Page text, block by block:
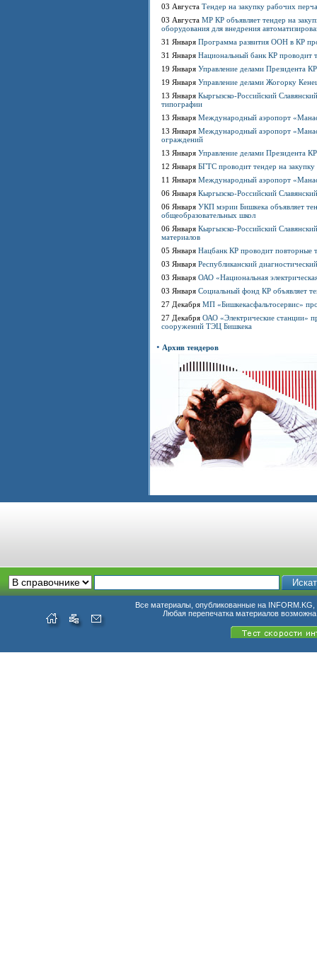
03 Августа Тендер на закупку рабочих
03 Августа MP КР объявляет тендер на
оборудования для внедрения
31 Января Программа развития ООН в КР
31 Января Национальный банк КР проводит
19 Января Управление делами Президента
19 Января Управление делами Жогорку
13 Января Кыргызско-Российский
типографии
13 Января Международный аэропорт
13 Января Международный аэропорт
ограждений
13 Января Управление делами Президента
12 Января БГТС проводит тендер на
11 Января Международный аэропорт
06 Января Кыргызско-Российский
06 Января УКП мэрии Бишкека объявляет
общеобразовательных школ
06 Января Кыргызско-Российский
материалов
05 Января Нацбанк КР проводит повторные
03 Января Республиканский
03 Января ОАО «Национальная
03 Января Социальный фонд КР объявляет
27 Декабря МП «Бишкекасфальтосервис»
27 Декабря ОАО «Электрические станции»
сооружений ТЭЦ Бишкека
• Архив тендеров
Все материалы, опубликованные на INFORM.KG,
Любая перепечатка материалов